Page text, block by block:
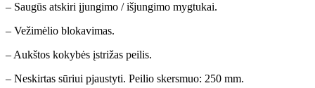
– Saugūs atskiri įjungimo / išjungimo mygtukai.
– Vežimėlio blokavimas.
– Aukštos kokybės įstrižas peilis.
– Neskirtas sūriui pjaustyti. Peilio skersmuo: 250 mm.